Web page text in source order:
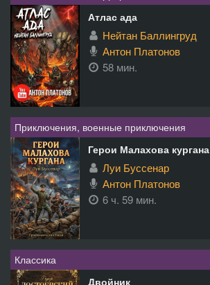
Атлас ада
Нейтан Баллингруд
Антон Платонов
58 мин.
Приключения, военные приключения
Герои Малахова кургана
Луи Буссенар
Антон Платонов
6 ч. 59 мин.
Классика
Двойник